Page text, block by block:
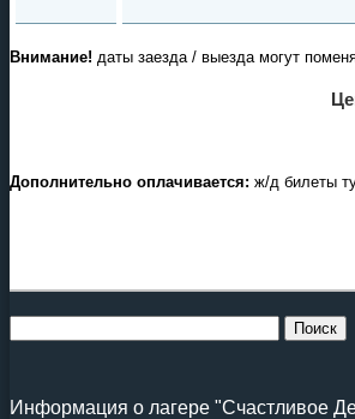
Внимание! даты заезда / выезда могут
Дополнительно оплачивается: ж/д билеты
Информация о лагере "Счастливое